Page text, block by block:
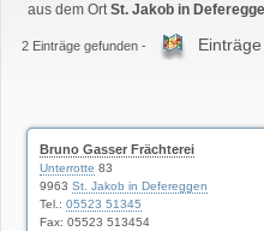
aus dem OrtSt. Jakob in
2 Einträge gefunden -
Bruno Gasser Frächterei
Unterrotte 83
9963 St. Jakob in Defereggen
Tel.: 05523 51345
Fax: 05523 513454